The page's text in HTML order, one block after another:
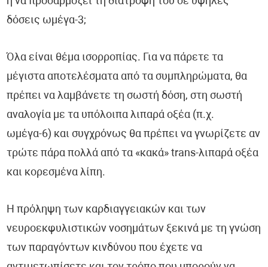
δόσεις ωμέγα-3;
Όλα είναι θέμα ισορροπίας. Για να πάρετε τα
μέγιστα αποτελέσματα από τα συμπληρώματα, θα
πρέπει να λαμβάνετε τη σωστή δόση, στη σωστή
αναλογία με τα υπόλοιπα λιπαρά οξέα (π.χ.
ωμέγα-6) και συγχρόνως θα πρέπει να γνωρίζετε αν
τρώτε πάρα πολλά από τα «κακά» trans-λιπαρά οξέα
και κορεσμένα λίπη.
Η πρόληψη των καρδιαγγειακών και των
νευροεκφυλιστικών νοσημάτων ξεκινά με τη γνώση
των παραγόντων κινδύνου που έχετε να